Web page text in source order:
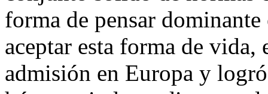
forma de pensar
aceptar esta forma de
admisión en Europa y